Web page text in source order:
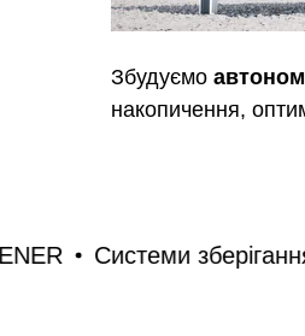
Збудуємо
накопичення,
GENER Системи